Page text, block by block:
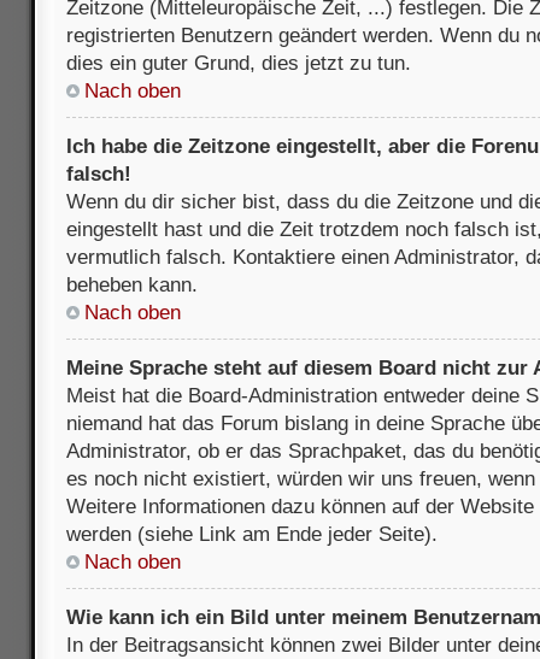
Zeitzone (Mitteleuropäische Zeit, ...) festlegen. Die
registrierten Benutzern geändert werden. Wenn du
dies ein guter Grund, dies jetzt zu tun.
Nach oben
Ich habe die Zeitzone eingestellt, aber die
falsch!
Wenn du dir sicher bist, dass du die Zeitzone und
eingestellt hast und die Zeit trotzdem noch falsch
vermutlich falsch. Kontaktiere einen Administrator,
beheben kann.
Nach oben
Meine Sprache steht auf diesem Board nicht zur
Meist hat die Board-Administration entweder deine
niemand hat das Forum bislang in deine Sprache
Administrator, ob er das Sprachpaket, das du
es noch nicht existiert, würden wir uns freuen,
Weitere Informationen dazu können auf der
werden (siehe Link am Ende jeder Seite).
Nach oben
Wie kann ich ein Bild unter meinem
In der Beitragsansicht können zwei Bilder unter